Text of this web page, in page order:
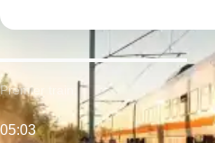
Premier train:
05:03